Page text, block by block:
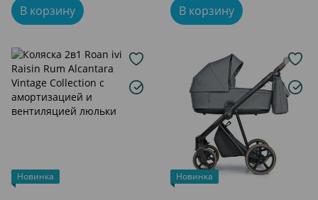
В корзину В корзину
Новинка Новинка